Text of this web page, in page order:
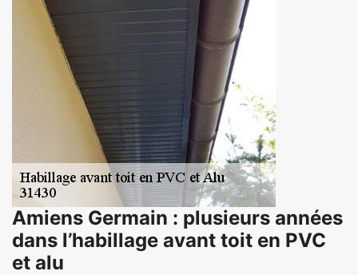
Amiens Germain : plusieurs années
dans l’habillage avant toit en PVC
et alu